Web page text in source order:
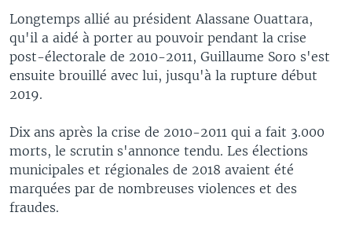
Longtemps allié au président Alassane Ouattara,
qu'il a aidé à porter au pouvoir pendant la crise
post-électorale de 2010-2011, Guillaume Soro s'est
ensuite brouillé avec lui, jusqu'à la rupture début
2019.
Dix ans après la crise de 2010-2011 qui a fait 3.000
morts, le scrutin s'annonce tendu. Les élections
municipales et régionales de 2018 avaient été
marquées par de nombreuses violences et des
fraudes.